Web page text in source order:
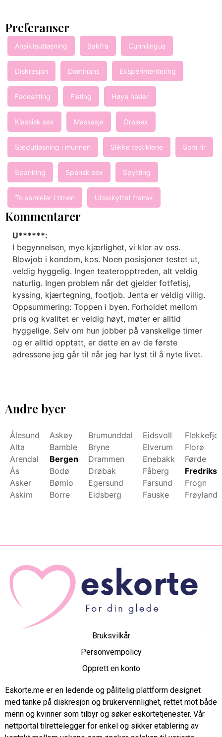
Preferanser
Ansiktsutløsning Bakfra Cunnilingus
Diskresjon Dominans Eksperimentering
Facesitting Fisting Høye hæler
Klassisk sex Massasje Oralsex
Sædutløsning i munnen Slikke testiklene Som rir
Spanking Spansk sex Spytting
To samleier i timen Ubeskyttet fransk
Kommentarer
U******:
I begynnelsen, mye kjærlighet, vi kler av oss.
Blowjob i kondom, kos. Noen posisjoner testet ut,
veldig hyggelig. Ingen teateropptreden, alt veldig
naturlig. Ingen problem når det gjelder fotfetisj,
kyssing, kjærtegning, footjob. Jenta er veldig villig.
Oppsummering: Toppen i byen. Forholdet mellom
pris og kvalitet er veldig høyt, møter er alltid
hyggelige. Selv om hun jobber på vanskelige timer
og er alltid opptatt, er dette en av de første
adressene jeg går til når jeg har lyst til å nyte livet.
Andre byer
Ålesund
Alta
Arendal
Ås
Asker
Askim
Askøy
Bamble
Bergen
Bodø
Bømlo
Borre
Brumunddal
Bryne
Drammen
Drøbak
Egersund
Eidsberg
Eidsvoll
Elverum
Enebakk
Fåberg
Farsund
Fauske
Florø
Førde
Frogn
Frøyland
Bruksvilkår
Personvernpolicy
Opprett en konto
Eskorte.me er en ledende og pålitelig plattform designet
med tanke på diskresjon og brukervennlighet, rettet mot både
menn og kvinner som tilbyr og søker eskortetjenester. Vår
nettportal tilrettelegger for enkel og sikker etablering av